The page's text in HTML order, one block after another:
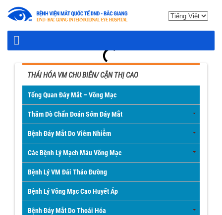
THÁI HÓA VM CHU BIÊN/ CẬN THỊ CAO
Tổng Quan Đáy Mắt – Võng Mạc
Thăm Dò Chẩn Đoán Sớm Đáy Mắt
Bệnh Đáy Mắt Do Viêm Nhiễm
Các Bệnh Lý Mạch Máu Võng Mạc
Bệnh Lý VM Đái Tháo Đường
Bệnh Lý Võng Mạc Cao Huyết Áp
Bệnh Đáy Mắt Do Thoái Hóa